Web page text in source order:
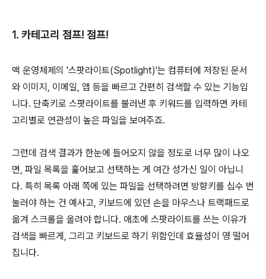
1. 카테고리 점프! 점프!
맥 운영체제의 '스팟라이트(Spotlight)'는 컴퓨터에 저장된 문서
와 이미지, 이메일, 앱 등을 빠르고 간편히 검색할 수 있는 기능입
니다. 단축키로 스팟라이트를 불러낸 후 키워드를 입력하면 카테
고리별로 연관성이 높은 파일을 보여주죠.
그런데 검색 결과가 한눈에 들어오지 않을 정도로 너무 많이 나오
면, 파일 목록을 훑어보고 선택하는 게 여간 성가신 일이 아닙니
다. 특히 목록 아래 쪽에 있는 파일을 선택하려면 방향키를 십수 번
눌러야 하는 건 예사고, 키보드에 있던 손을 마우스나 트랙패드로
옮겨 스크롤을 올려야 합니다. 애초에 스팟라이트를 쓰는 이유가
검색을 빠르게, 그리고 키보드로 하기 위함인데 효율성이 영 떨어
집니다.